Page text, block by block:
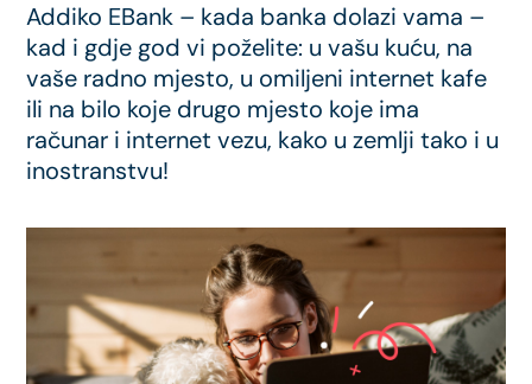
Addiko EBank – kada banka dolazi vama –
kad i gdje god vi poželite: u vašu kuću, na
vaše radno mjesto, u omiljeni internet kafe
ili na bilo koje drugo mjesto koje ima
računar i internet vezu, kako u zemlji tako i u
inostranstvu!